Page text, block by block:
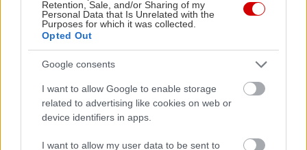
Retention, Sale, and/or Sharing of my
Personal Data that Is Unrelated with the
Purposes for which it was collected.
Opted Out
Google consents
I want to allow Google to enable storage
related to advertising like cookies on web or
device identifiers in apps.
I want to allow my user data to be sent to
αθόρυβα και με ελάχιστη δύναμη.
Τα πάνελ των θυρών διαθέτουν τις νέες
επενδύσεις πολλαπλών στρωμάτων μπαμπού της
Lexus, κατασκευασμένες με τεχνική επίστρωσης
μεμβράνης που εφαρμόζεται για πρώτη φορά από